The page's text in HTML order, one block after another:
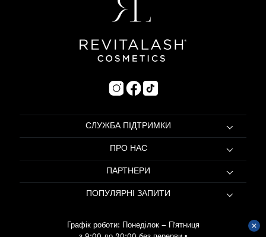
СЛУЖБА ПІДТРИМКИ
ПРО НАС
ПАРТНЕРИ
ПОПУЛЯРНІ ЗАПИТИ
Графік роботи: Понеділок – П'ятниця